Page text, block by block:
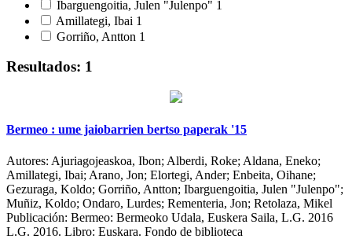
Ibarguengoitia, Julen "Julenpo" 1
Amillategi, Ibai 1
Gorriño, Antton 1
Resultados: 1
Bermeo : ume jaiobarrien bertso paperak '15
Autores: Ajuriagojeaskoa, Ibon; Alberdi, Roke; Aldana, Eneko;
Amillategi, Ibai; Arano, Jon; Elortegi, Ander; Enbeita, Oihane;
Gezuraga, Koldo; Gorriño, Antton; Ibarguengoitia, Julen "Julenpo";
Muñiz, Koldo; Ondaro, Lurdes; Rementeria, Jon; Retolaza, Mikel
Publicación: Bermeo: Bermeoko Udala, Euskera Saila, L.G. 2016
L.G. 2016. Libro: Euskara. Fondo de biblioteca